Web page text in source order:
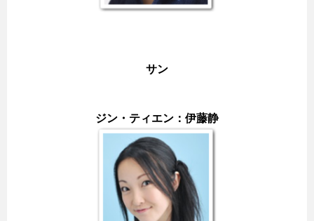
サン
ジン・ティエン：伊藤静